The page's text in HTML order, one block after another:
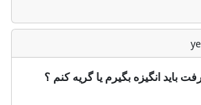
باید انگیزه بگیرم یا گریه کنم ؟‌‌